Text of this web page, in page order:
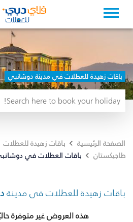
باقات زهيدة للعطلات في مدينة دوشانبي
الصفحة الرئيسية باقات زهيدة للعطلات
طاجيكستان
باقات العطلات في
باقات زهيدة للعطلات في مدينة
هذه العروض غير متوفرة